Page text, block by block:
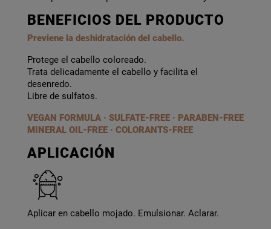
BENEFICIOS DEL PRODUCTO
Previene la deshidratación del cabello.
Protege el cabello coloreado.
Trata delicadamente el cabello y facilita el
desenredo.
Libre de sulfatos.
VEGAN FORMULA · SULFATE-FREE · PARABEN-FREE
MINERAL OIL-FREE · COLORANTS-FREE
APLICACIÓN
Aplicar en cabello mojado. Emulsionar. Aclarar.